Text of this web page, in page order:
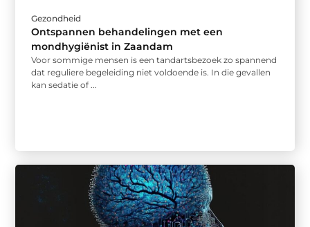
Gezondheid
Ontspannen behandelingen met een
mondhygiënist in Zaandam
Voor sommige mensen is een tandartsbezoek zo spannend
dat reguliere begeleiding niet voldoende is. In die gevallen
kan sedatie of ...